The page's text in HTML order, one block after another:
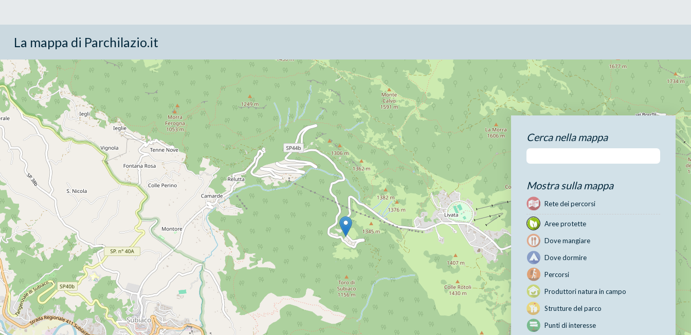
La mappa di Parchilazio.it
Cerca nella mappa
Mostra sulla mappa
Rete dei percorsi
Aree protette
Dove mangiare
Dove dormire
Percorsi
Produttori natura in campo
Strutture del parco
Punti di interesse